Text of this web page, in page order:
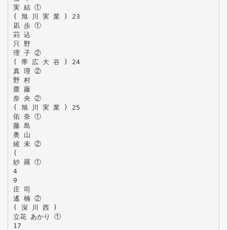
実 結 ①
( 旭 川 実 業 ) 23
凪 歩 ①
苅 込
只 野
理 子 ②
( 帯 広 大 谷 ) 24
真 理 ②
野 村
齋 藤
奈 央 ②
( 旭 川 実 業 ) 25
佑 奈 ①
藤 島
奥 山
綾 未 ②
(
紗 羅 ①
4
9
庄 司
遙 楠 ②
( 深 川 西 )
立花 あかり ①
17